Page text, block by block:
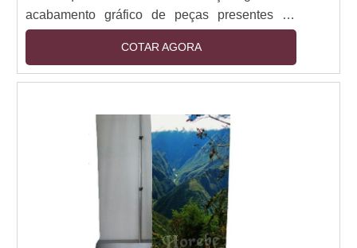
acabamento gráfico de peças presentes no
segmento da comunicação visual que,
diferentemente do que ocorre com os flyers e
panfletos, não possuem quaisquer tipos de
funções deste serviço Aplicar cores, letras,
imagens e mensagens dos mais variados tipos
em plataformas constituídas, via de regra, por
plásticos. Em linhas gerais, é ....
COTAR AGORA